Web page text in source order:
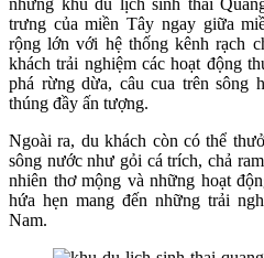
trưng của miền Tây ngay giữa
rộng lớn với hệ thống kênh rạch
khách trải nghiệm các hoạt động
phá rừng dừa, câu cua trên sông
thúng đầy ấn tượng.
Ngoài ra, du khách còn có thể
sông nước như gỏi cá trích, chả
nhiên thơ mộng và những hoạt
hứa hẹn mang đến những trải
Nam.